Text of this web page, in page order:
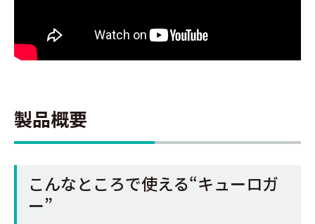
製品概要
こんなところで使える“キューロガ
ー”